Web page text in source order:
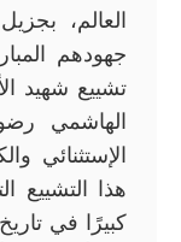
العالم،
جهودهم
تشييع شهيد
الهاشمي
الإستثنائي
هذا التشييع
كبيرًا في